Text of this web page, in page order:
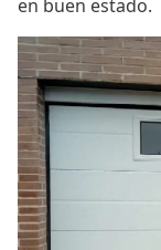
en buen estado.